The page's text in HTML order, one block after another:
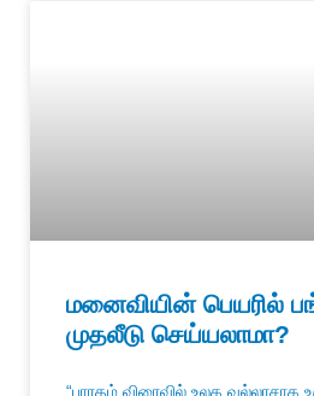
மனைவியின் பெயரில்
முதலீடு செய்யலாமா?
“பாரதம் விரைவில் உலக வல்லரசாக